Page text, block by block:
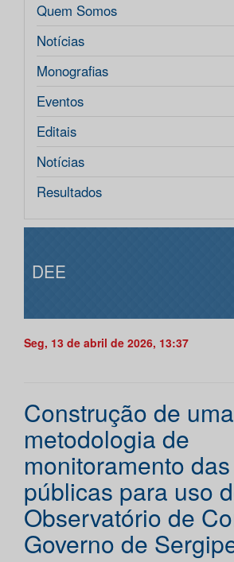
Quem Somos
Notícias
Monografias
Eventos
Editais
Notícias
Resultados
DEE
Seg, 13 de abril de 2026, 13:37
Construção de uma
metodologia de
monitoramento
públicas para uso
Observatório de
Governo de